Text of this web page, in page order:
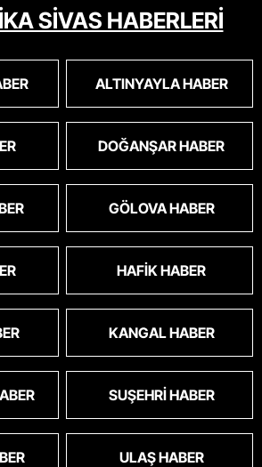
SİVAS HABERLERİ
ALTINYAYLA HABER
DOĞANŞAR HABER
GÖLOVA HABER
HAFIK HABER
KANGAL HABER
SUŞEHRI HABER
ULAŞ HABER